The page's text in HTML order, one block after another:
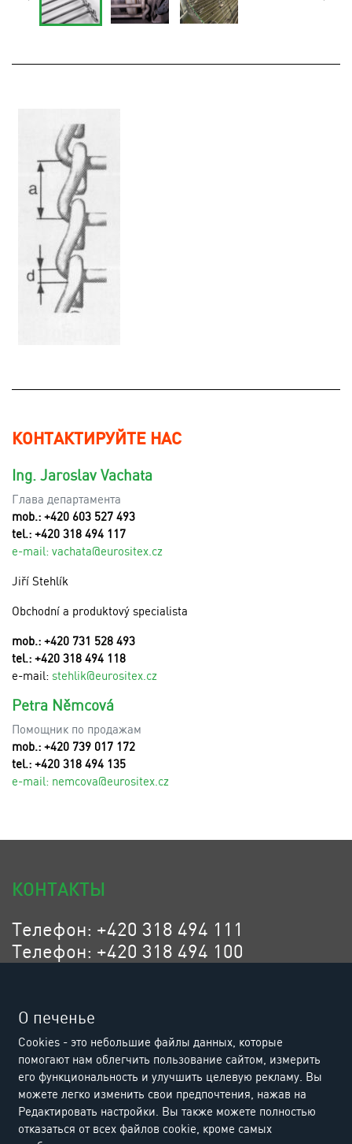
КОНТАКТИРУЙТЕ НАС
Ing. Jaroslav Vachata
Глава департамента
mob.: +420 603 527 493
tel.: +420 318 494 117
e-mail: vachata@eurositex.cz
Jiří Stehlík
Obchodní a produktový specialista
mob.: +420 731 528 493
tel.: +420 318 494 118
e-mail: stehlik@eurositex.cz
Petra Němcová
Помощник по продажам
mob.: +420 739 017 172
tel.: +420 318 494 135
e-mail: nemcova@eurositex.cz
КОНТАКТЫ
Телефон: +420 318 494 111
Телефон: +420 318 494 100
Euro SITEX s.r.o.
Czech Republic
О печенье
Cookies - это небольшие файлы данных, которые
помогают нам облегчить пользование сайтом, измерить
его функциональность и улучшить целевую рекламу. Вы
можете легко изменить свои предпочтения, нажав на
Редактировать настройки. Вы также можете полностью
отказаться от всех файлов cookie, кроме самых